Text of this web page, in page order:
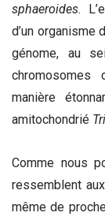
sphaeroides.
d’un organisme
génome, au
chromosomes
manière
amitochondrié
Comme nous
ressemblent
même de